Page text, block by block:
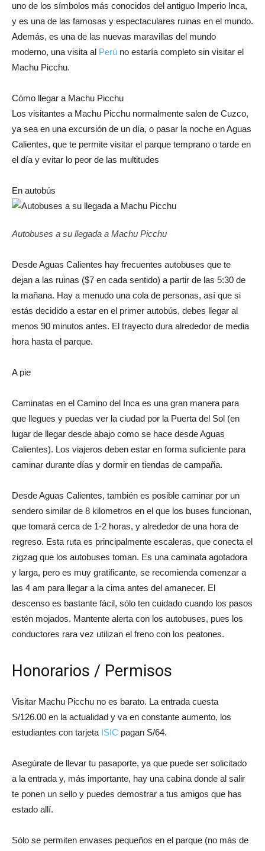
uno de los símbolos más conocidos del antiguo Imperio Inca,
y es una de las famosas y espectaculares ruinas en el mundo.
Además, es una de las nuevas maravillas del mundo
moderno, una visita al Perú no estaría completo sin visitar el
Machu Picchu.
Cómo llegar a Machu Picchu
Los visitantes a Machu Picchu normalmente salen de Cuzco,
ya sea en una excursión de un día, o pasar la noche en Aguas
Calientes, que te permite visitar el parque temprano o tarde en
el día y evitar lo peor de las multitudes
En autobús
Autobuses a su llegada a Machu Picchu
Desde Aguas Calientes hay frecuentes autobuses que te
dejan a las ruinas ($7 en cada sentido) a partir de las 5:30 de
la mañana. Hay a menudo una cola de personas, así que si
estás decidido a estar en el primer autobús, debes llegar al
menos 90 minutos antes. El trayecto dura alrededor de media
hora hasta el parque.
A pie
Caminatas en el Camino del Inca es una gran manera para
que llegues y puedas ver la ciudad por la Puerta del Sol (en
lugar de llegar desde abajo como se hace desde Aguas
Calientes). Los viajeros deben estar en forma suficiente para
caminar durante días y dormir en tiendas de campaña.
Desde Aguas Calientes, también es posible caminar por un
sendero similar de 8 kilometros en el que los buses funcionan,
que tomará cerca de 1-2 horas, y alrededor de una hora de
regreso. Esta ruta es principalmente escaleras, que conecta el
zigzag que los autobuses toman. Es una caminata agotadora
y larga, pero es muy gratificante, se recomienda comenzar a
las 4 am para llegar a la cima antes del amanecer. El
descenso es bastante fácil, sólo ten cuidado cuando los pasos
estén mojados. Mantente alerta con los autobuses, pues los
conductores rara vez utilizan el freno con los peatones.
Honorarios / Permisos
Visitar Machu Picchu no es barato. La entrada cuesta
S/126.00 en la actualidad y va en constante aumento, los
estudiantes con tarjeta ISIC pagan S/64.
Asegúrate de llevar tu pasaporte, ya que puede ser solicitado
a la entrada y, más importante, hay una cabina donde al salir
te ponen un sello y puedes demostrar a tus amigos que has
estado allí.
Sólo se permiten envases pequeños en el parque (no más de